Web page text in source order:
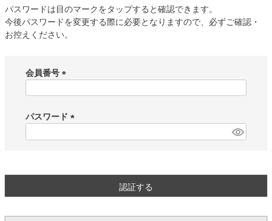
パスワードは目のマークをタップすると確認できます。
今後パスワードを変更する際に必要となりますので、必ずご確認・
お控えください。
会員番号
須
)
パスワード
認証する